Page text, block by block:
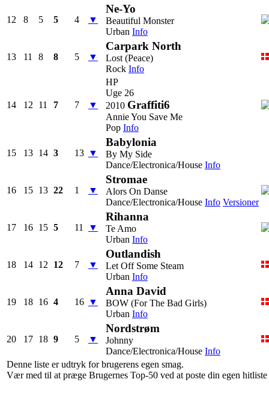
12 8 5 5 4 ▼
Ne-Yo
Beautiful Monster
Urban Info
13 11 8 8 5 ▼
Carpark North
Lost (Peace)
Rock Info
14 12 11 7 7 ▼
HP
Uge 26
2010 Graffiti6
Annie You Save Me
Pop Info
15 13 14 3 13 ▼
Babylonia
By My Side
Dance/Electronica/House Info
16 15 13 22 1 ▼
Stromae
Alors On Danse
Dance/Electronica/House Info Versioner
17 16 15 5 11 ▼
Rihanna
Te Amo
Urban Info
18 14 12 12 7 ▼
Outlandish
Let Off Some Steam
Urban Info
19 18 16 4 16 ▼
Anna David
BOW (For The Bad Girls)
Urban Info
20 17 18 9 5 ▼
Nordstrøm
Johnny
Dance/Electronica/House Info
Denne liste er udtryk for brugerens egen smag.
Vær med til at præge Brugernes Top-50 ved at poste din egen hitliste